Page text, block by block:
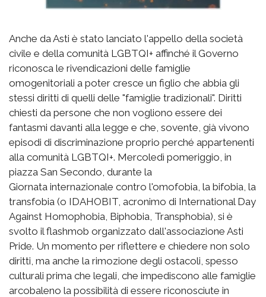
Anche da Asti è stato lanciato l'appello della società
civile e della comunità LGBTQI+ affinché il Governo
riconosca le rivendicazioni delle famiglie
omogenitoriali a poter cresce un figlio che abbia gli
stessi diritti di quelli delle "famiglie tradizionali". Diritti
chiesti da persone che non vogliono essere dei
fantasmi davanti alla legge e che, sovente, già vivono
episodi di discriminazione proprio perché appartenenti
alla comunità LGBTQI+. Mercoledì pomeriggio, in
piazza San Secondo, durante la
Giornata internazionale contro l'omofobia, la bifobia, la
transfobia (o IDAHOBIT, acronimo di International Day
Against Homophobia, Biphobia, Transphobia), si è
svolto il flashmob organizzato dall'associazione Asti
Pride. Un momento per riflettere e chiedere non solo
diritti, ma anche la rimozione degli ostacoli, spesso
culturali prima che legali, che impediscono alle famiglie
arcobaleno la possibilità di essere riconosciute in